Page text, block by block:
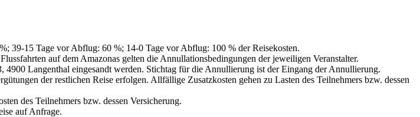
39-15 Tage vor Abflug: 60 %; 14-0 Tage vor Abflug: 100 % der Reisekosten.
auf dem Amazonas gelten die Annullationsbedingungen der jeweiligen Veranstalter.
Langenthal eingesandt werden. Stichtag für die Annullierung ist der Eingang der Annullierung.
der restlichen Reise erfolgen. Allfällige Zusatzkosten gehen zu Lasten des Teilnehmers bzw. dessen
des Teilnehmers bzw. dessen Versicherung.
auf Anfrage.